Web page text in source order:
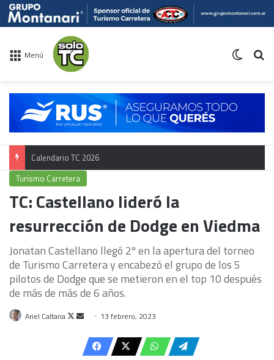
Menú
Calendario TC 2026
Turismo Carretera
TC: Castellano lideró la
resurrección de Dodge en Viedma
Jonatan Castellano llegó 2º en la apertura del torneo
de Turismo Carretera y encabezó el grupo de los 5
pilotos de Dodge que se metieron en el top 10 después
de más de más de 6 años.
Ariel Caltana
Follow
Send
email
13 febrero, 2023